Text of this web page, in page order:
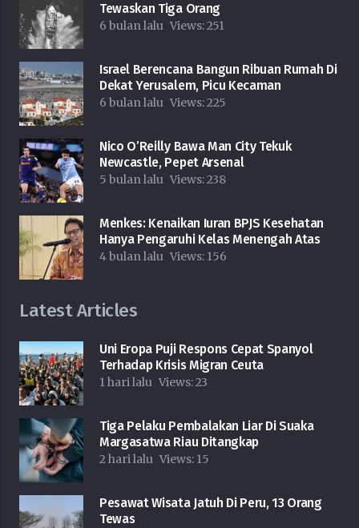
Tewaskan Tiga Orang
6 bulan lalu Views:251
Israel Berencana Bangun Ribuan Rumah Di
Dekat Yerusalem, Picu Kecaman
6 bulan lalu Views:225
Nico O’Reilly Bawa Man City Tekuk
Newcastle, Pepet Arsenal
5 bulan lalu Views:238
Menkes: Kenaikan Iuran BPJS Kesehatan
Hanya Pengaruhi Kelas Menengah Atas
4 bulan lalu Views: 156
Latest Articles
Uni Eropa Puji Respons Cepat Spanyol
Terhadap Krisis Migran Ceuta
1 hari lalu Views:23
Tiga Pelaku Pembalakan Liar Di Suaka
Margasatwa Riau Ditangkap
2 hari lalu Views: 15
Pesawat Wisata Jatuh Di Peru, 13 Orang
Tewas